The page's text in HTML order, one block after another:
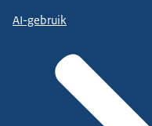
AI-gebruik